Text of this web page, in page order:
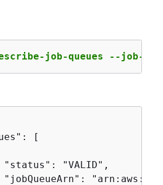
job-queues --job-
[
"VALID",
"jobQueueArn":